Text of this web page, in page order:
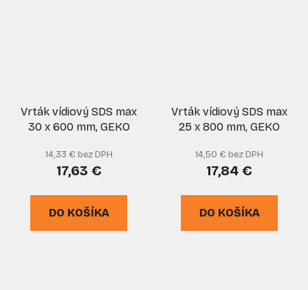
Vrták vídiový SDS max
30 x 600 mm, GEKO
14,33 € bez DPH
17,63 €
DO KOŠÍKA
Vrták vídiový SDS max
25 x 800 mm, GEKO
14,50 € bez DPH
17,84 €
DO KOŠÍKA